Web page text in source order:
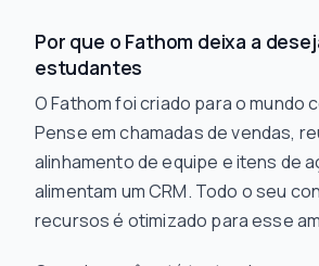
Por que o Fathom deixa a
estudantes
O Fathom foi criado para o mundo
Pense em chamadas de vendas,
alinhamento de equipe e itens de
alimentam um CRM. Todo o seu
recursos é otimizado para esse